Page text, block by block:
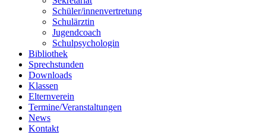
Schüler/innenvertretung
Schulärztin
Jugendcoach
Schulpsychologin
Bibliothek
Sprechstunden
Downloads
Klassen
Elternverein
Termine/Veranstaltungen
News
Kontakt